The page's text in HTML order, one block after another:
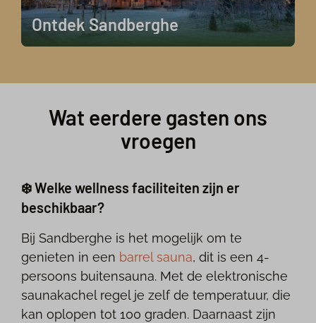
Ontdek Sandberghe
Wat eerdere gasten ons
vroegen
❄️ Welke wellness faciliteiten zijn er
beschikbaar?
Bij Sandberghe is het mogelijk om te
genieten in een barrel sauna, dit is een 4-
persoons buitensauna. Met de elektronische
saunakachel regel je zelf de temperatuur, die
kan oplopen tot 100 graden. Daarnaast zijn